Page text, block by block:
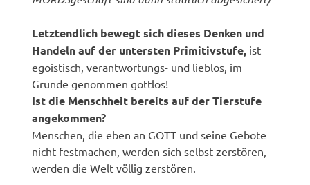
Letztendlich bewegt sich dieses Denken und
Handeln auf der untersten Primitivstufe, ist
egoistisch, verantwortungs- und lieblos, im
Grunde genommen gottlos!
Ist die Menschheit bereits auf der Tierstufe
angekommen?
Menschen, die eben an GOTT und seine Gebote
nicht festmachen, werden sich selbst zerstören,
werden die Welt völlig zerstören.